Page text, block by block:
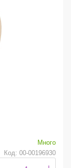
Много
Код: 00-00196930